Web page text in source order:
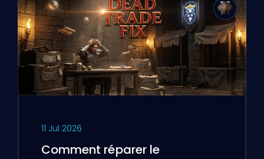
11 Jul 2026
Comment réparer le